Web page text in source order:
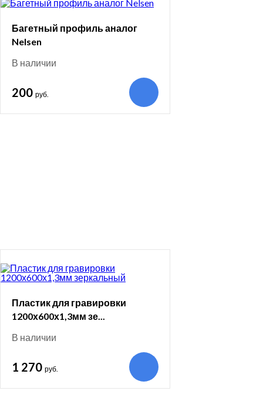
Багетный профиль аналог
Nelsen
В наличии
200 руб.
Пластик для гравировки
1200х600х1,3мм зе...
В наличии
1 270 руб.